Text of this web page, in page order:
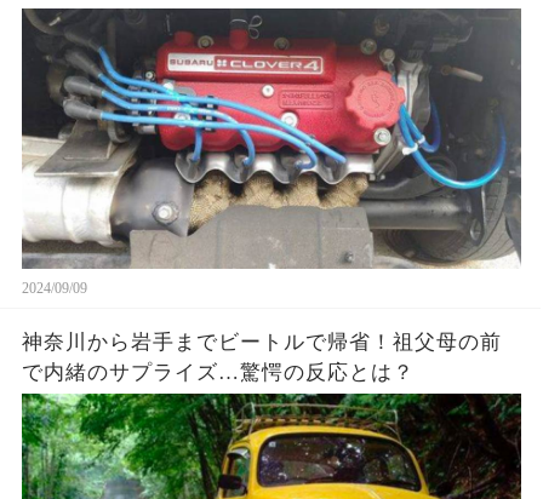
2024/09/09
神奈川から岩手までビートルで帰省！祖父母の前
で内緒のサプライズ…驚愕の反応とは？